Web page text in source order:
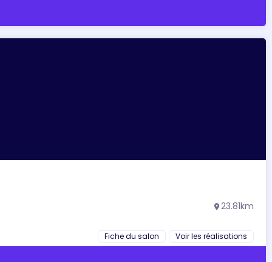
location_on 23.81km
Fiche du salon Voir les réalisations